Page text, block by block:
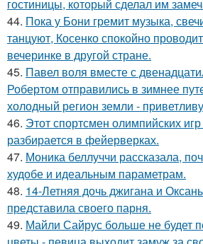
гостиницы, который сделал им
44. Пока у Бони гремит музыка,
танцуют, Косенко спокойно
вечеринке в другой стране.
45. Павел воля вместе с
Робертом отправились в зимнее
холодный регион земли -
46. Этот спортсмен олимпийских
разбирается в фейерверках.
47. Моника беллуччи рассказала,
худобе и идеальным параметрам.
48. 14-Летняя дочь джигана и
представила своего парня.
49. Майли Сайрус больше не будет